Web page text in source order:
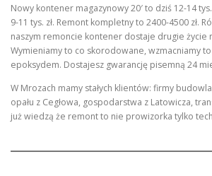
Nowy kontener magazynowy 20′ to dziś 12-14
9-11 tys. zł. Remont kompletny to 2400-4500 zł.
naszym remoncie kontener dostaje drugie życie
Wymieniamy to co skorodowane, wzmacniamy
epoksydem. Dostajesz gwarancję pisemną 24
W Mrozach mamy stałych klientów: firmy
opału z Cegłowa, gospodarstwa z Latowicza,
już wiedzą że remont to nie prowizorka tylko